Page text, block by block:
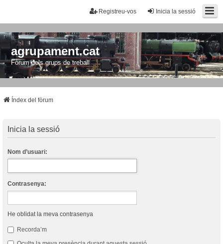
Inicia la sessió
Registreu-vos
agrupament.cat
Fòrum dels grups de treball
Índex del fòrum
Inicia la sessió
Nom d’usuari:
Contrasenya:
He oblidat la meva contrasenya
Recorda’m